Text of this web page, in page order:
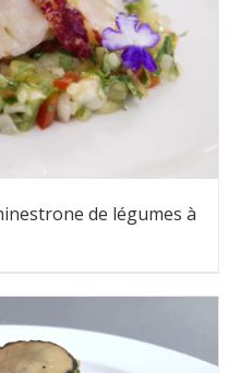
de légumes à